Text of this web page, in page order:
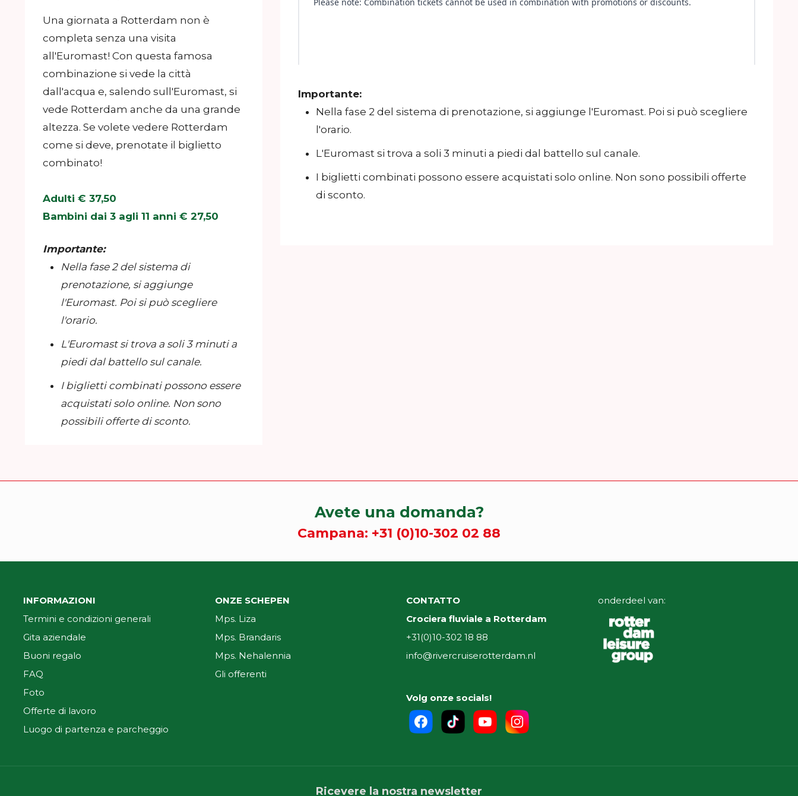
Una giornata a Rotterdam non è
completa senza una visita
all'Euromast! Con questa famosa
combinazione si vede la città
dall'acqua e, salendo sull'Euromast, si
vede Rotterdam anche da una grande
altezza. Se volete vedere Rotterdam
come si deve, prenotate il biglietto
combinato!
Adulti € 37,50
Bambini dai 3 agli 11 anni € 27,50
Importante:
Nella fase 2 del sistema di
prenotazione, si aggiunge
l'Euromast. Poi si può scegliere
l'orario.
L'Euromast si trova a soli 3 minuti a
piedi dal battello sul canale.
I biglietti combinati possono essere
acquistati solo online. Non sono
possibili offerte di sconto.
Importante:
Nella fase 2 del sistema di prenotazione, si aggiunge l'Euromast. Poi si può scegliere
l'orario.
L'Euromast si trova a soli 3 minuti a piedi dal battello sul canale.
I biglietti combinati possono essere acquistati solo online. Non sono possibili offerte
di sconto.
Avete una domanda?
Campana: +31 (0)10-302 02 88
INFORMAZIONI
Termini e condizioni generali
Gita aziendale
Buoni regalo
FAQ
Foto
Offerte di lavoro
Luogo di partenza e parcheggio
ONZE SCHEPEN
Mps. Liza
Mps. Brandaris
Mps. Nehalennia
Gli offerenti
CONTATTO
Crociera fluviale a Rotterdam
+31(0)10-302 18 88
info@rivercruiserotterdam.nl
Volg onze socials!
onderdeel van:
Ricevere la nostra newsletter